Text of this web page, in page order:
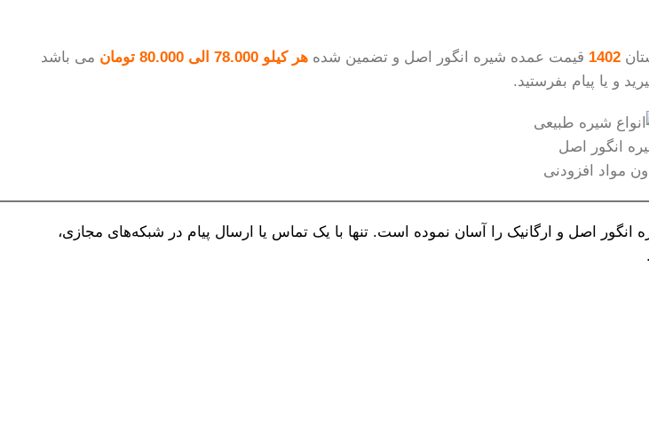
قیمت عمده شیره انگور اصل و تضمین شده هر کیلو 78.000 الی 80.000 تومان
می باشد
و یا پیام بفرستید.
انگور اصل
مواد افزودنی
اصل و ارگانیک را آسان نموده است. تنها با یک تماس یا ارسال پیام در شبکه‌های مجازی،